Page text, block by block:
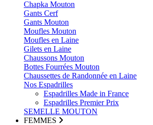
Chapka Mouton
Gants Cerf
Gants Mouton
Moufles Mouton
Moufles en Laine
Gilets en Laine
Chaussons Mouton
Bottes Fourrées Mouton
Chaussettes de Randonnée en Laine
Nos Espadrilles
Espadrilles Made in France
Espadrilles Premier Prix
SEMELLE MOUTON
FEMMES